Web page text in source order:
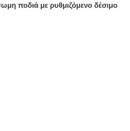
ποδιά με ρυθμιζόμενο δέσιμο